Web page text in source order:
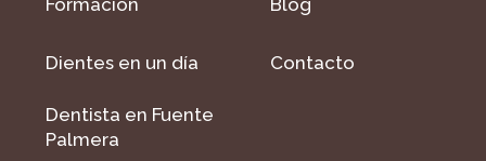
Formacion Blog
Dientes en un día Contacto
Dentista en Fuente
Palmera